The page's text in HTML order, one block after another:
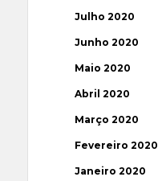
Julho 2020
Junho 2020
Maio 2020
Abril 2020
Março 2020
Fevereiro 2020
Janeiro 2020